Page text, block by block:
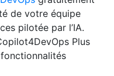
de votre équipe
pilotée par l’IA.
Plus